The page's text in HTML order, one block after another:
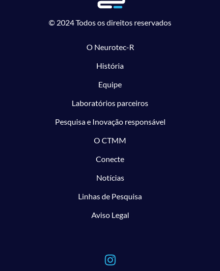
© 2024 Todos os direitos reservados
O Neurotec-R
História
Equipe
Laboratórios parceiros
Pesquisa e Inovação responsável
O CTMM
Conecte
Notícias
Linhas de Pesquisa
Aviso Legal